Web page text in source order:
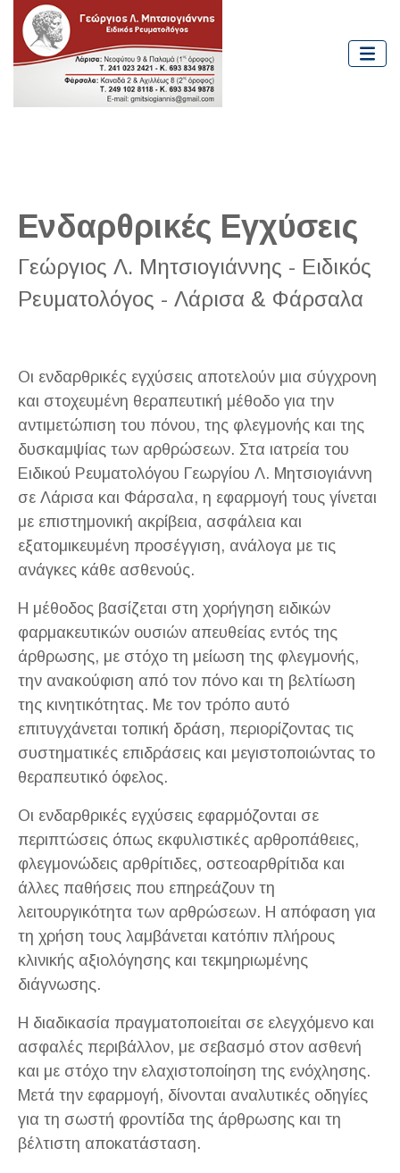
Ενδαρθρικές Εγχύσεις
Γεώργιος Λ. Μητσιογιάννης - Ειδικός
Ρευματολόγος - Λάρισα & Φάρσαλα
Οι ενδαρθρικές εγχύσεις αποτελούν μια σύγχρονη
και στοχευμένη θεραπευτική μέθοδο για την
αντιμετώπιση του πόνου, της φλεγμονής και της
δυσκαμψίας των αρθρώσεων. Στα ιατρεία του
Ειδικού Ρευματολόγου Γεωργίου Λ. Μητσιογιάννη
σε Λάρισα και Φάρσαλα, η εφαρμογή τους γίνεται
με επιστημονική ακρίβεια, ασφάλεια και
εξατομικευμένη προσέγγιση, ανάλογα με τις
ανάγκες κάθε ασθενούς.
Η μέθοδος βασίζεται στη χορήγηση ειδικών
φαρμακευτικών ουσιών απευθείας εντός της
άρθρωσης, με στόχο τη μείωση της φλεγμονής,
την ανακούφιση από τον πόνο και τη βελτίωση
της κινητικότητας. Με τον τρόπο αυτό
επιτυγχάνεται τοπική δράση, περιορίζοντας τις
συστηματικές επιδράσεις και μεγιστοποιώντας το
θεραπευτικό όφελος.
Οι ενδαρθρικές εγχύσεις εφαρμόζονται σε
περιπτώσεις όπως εκφυλιστικές αρθροπάθειες,
φλεγμονώδεις αρθρίτιδες, οστεοαρθρίτιδα και
άλλες παθήσεις που επηρεάζουν τη
λειτουργικότητα των αρθρώσεων. Η απόφαση για
τη χρήση τους λαμβάνεται κατόπιν πλήρους
κλινικής αξιολόγησης και τεκμηριωμένης
διάγνωσης.
Η διαδικασία πραγματοποιείται σε ελεγχόμενο και
ασφαλές περιβάλλον, με σεβασμό στον ασθενή
και με στόχο την ελαχιστοποίηση της ενόχλησης.
Μετά την εφαρμογή, δίνονται αναλυτικές οδηγίες
για τη σωστή φροντίδα της άρθρωσης και τη
βέλτιστη αποκατάσταση.